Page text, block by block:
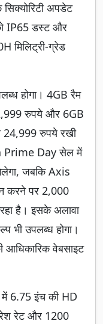
अपडेट
IP65 डस्ट और
मिलिट्री-ग्रेड
होगा। 4GB रैम
रुपये और 6GB
24,999 रुपये रखी
Prime Day सेल में
जबकि Axis
करने पर 2,000
है। इसके अलावा
भी उपलब्ध होगा।
वेबसाइट
में 6.75 इंच की HD
रेट और 1200